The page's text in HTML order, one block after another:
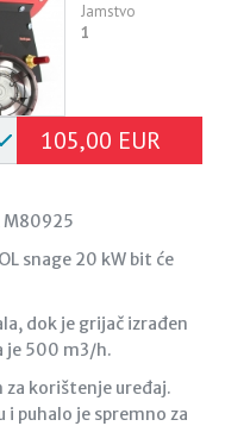
Jamstvo
1
105,00 EUR
M80925
snage 20 kW bit će
dok je grijač izrađen
je 500 m3/h.
za korištenje uređaj.
puhalo je spremno za